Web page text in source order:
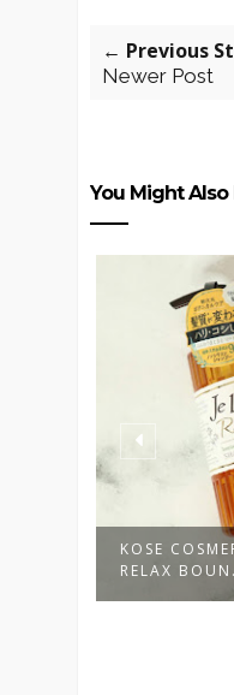
← Previous
Newer Post
You Might Also
KOSE
RELAX